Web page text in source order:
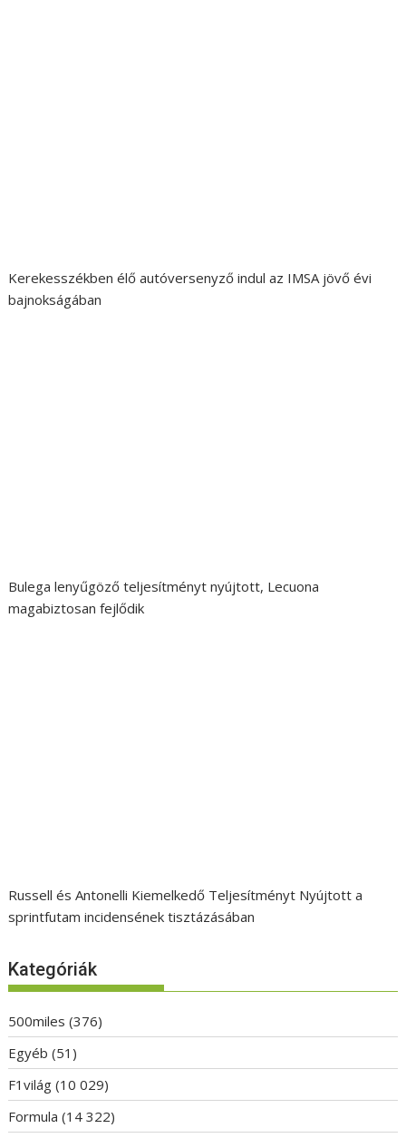
Kerekesszékben élő autóversenyző indul az IMSA jövő évi
bajnokságában
Bulega lenyűgöző teljesítményt nyújtott, Lecuona
magabiztosan fejlődik
Russell és Antonelli Kiemelkedő Teljesítményt Nyújtott a
sprintfutam incidensének tisztázásában
Kategóriák
500miles (376)
Egyéb (51)
F1világ (10 029)
Formula (14 322)